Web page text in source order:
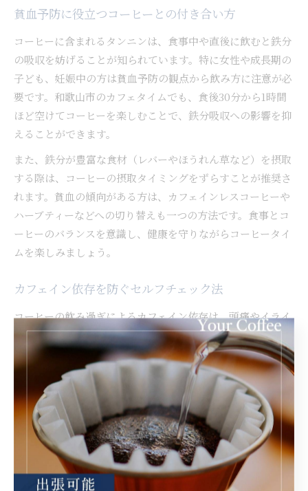
貧血予防に役立つコーヒーとの付き合い方
コーヒーに含まれるタンニンは、食事中や直後に飲むと鉄分
の吸収を妨げることが知られています。特に女性や成長期の
子ども、妊娠中の方は貧血予防の観点から飲み方に注意が必
要です。和歌山市のカフェタイムでも、食後30分から1時間
ほど空けてコーヒーを楽しむことで、鉄分吸収への影響を抑
えることができます。
また、鉄分が豊富な食材（レバーやほうれん草など）を摂取
する際は、コーヒーの摂取タイミングをずらすことが推奨さ
れます。貧血の傾向がある方は、カフェインレスコーヒーや
ハーブティーなどへの切り替えも一つの方法です。食事とコ
ーヒーのバランスを意識し、健康を守りながらコーヒータイ
ムを楽しみましょう。
カフェイン依存を防ぐセルフチェック法
コーヒーの飲み過ぎによるカフェイン依存は、頭痛やイライ
ラ、不眠などの不調を招くことがあります。自分が依存傾向
にないかを確認するためには、1日の摂取量や飲みたくなる
タイミングを記録するセルフチェックが有効です。特に和歌
山市のようにカフェ文化が盛んな地域では、無意識のうちに
摂取量が増えていないか定期的に見直しましょう。
セルフチェックのポイントとしては、コーヒーを飲まないと
集中できない、休憩時に必ず手が伸びるといった行動が続い
ているかを観察します。もし依存傾向を感じた場合は、1日